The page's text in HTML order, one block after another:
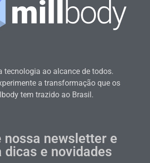
tecnologia ao alcance de todos.
a transformação que os
tem trazido ao Brasil.
nossa newsletter e
dicas e novidades